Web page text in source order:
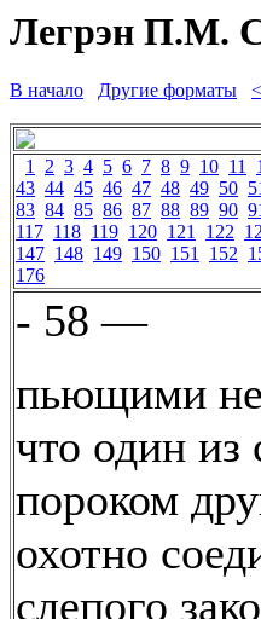
Легрэн П.М.
В начало Другие форматы
1 2 3 4 5 6 7 8 9 10 11
43 44 45 46 47 48 49 50
83 84 85 86 87 88 89 90
117 118 119 120 121 122
147 148 149 150 151 152
176
- 58 —
пьющими не
что один из
пороком
охотно
слепого